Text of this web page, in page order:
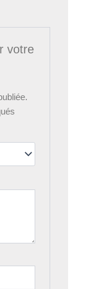
votre